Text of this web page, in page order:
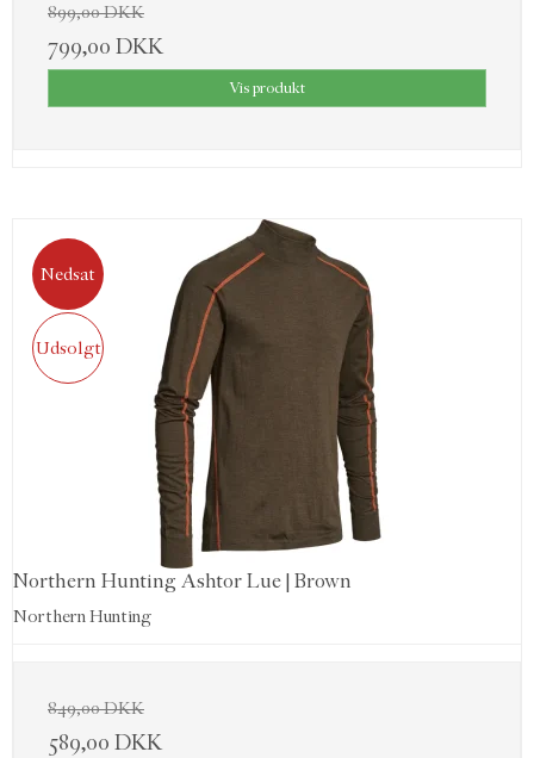
899,00 DKK
799,00 DKK
Vis produkt
Nedsat
Udsolgt
Northern Hunting Ashtor Lue | Brown
Northern Hunting
849,00 DKK
589,00 DKK